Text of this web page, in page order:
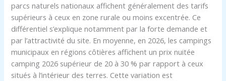
parcs naturels nationaux affichent généralement des tarifs
supérieurs à ceux en zone rurale ou moins excentrée. Ce
différentiel s’explique notamment par la forte demande et
par l’attractivité du site. En moyenne, en 2026, les campings
municipaux en régions côtières affichent un prix nuitée
camping 2026 supérieur de 20 à 30 % par rapport à ceux
situés à l’intérieur des terres. Cette variation est